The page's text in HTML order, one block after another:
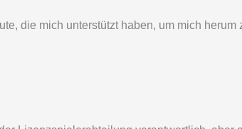
die mich unterstützt haben, um mich herum